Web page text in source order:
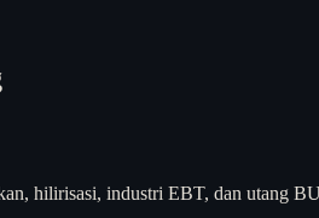
hilirisasi, industri EBT, dan utang